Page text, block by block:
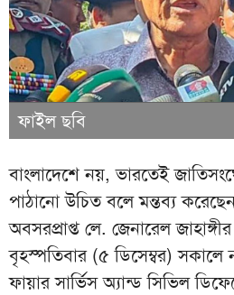
ফাইল ছবি
বাংলাদেশে নয়, ভারতেই
পাঠানো উচিত বলে মন্তব্য করেছেন
অবসরপ্রাপ্ত লে. জেনারেল
বৃহস্পতিবার (৫ ডিসেম্বর) সকালে
ফায়ার সার্ভিস অ্যান্ড সিভিল